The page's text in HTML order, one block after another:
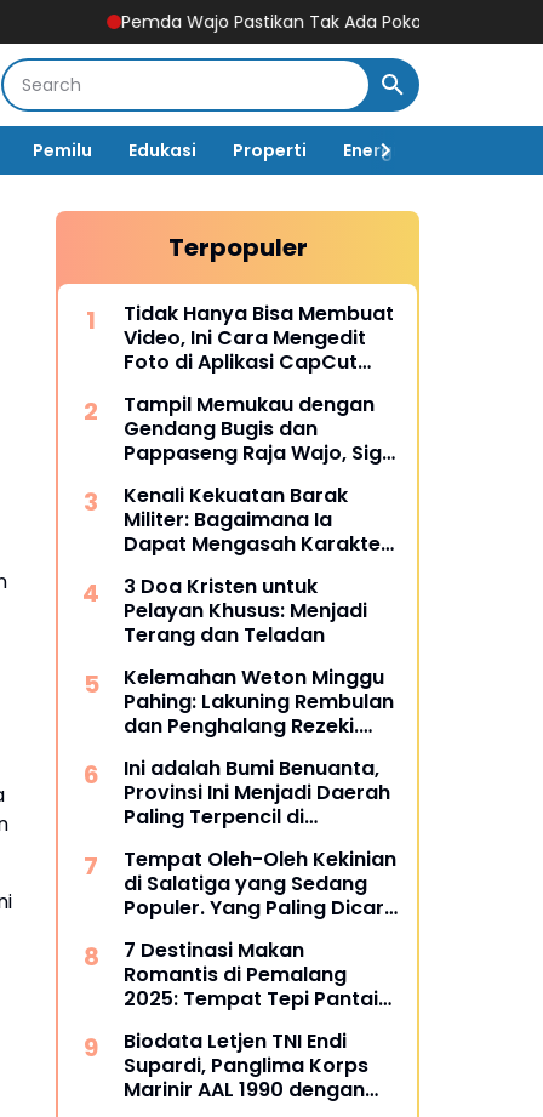
Pemda Wajo Pastikan Tak Ada Pokok Pikiran DPRD di Dinas
Pemilu Edukasi Properti Energi
Terpopuler
Tidak Hanya Bisa Membuat
Video, Ini Cara Mengedit
Foto di Aplikasi CapCut
fiturnya
Tampil Memukau dengan
Gendang Bugis dan
Pappaseng Raja Wajo, Sigit
2 Talent Show
Kenali Kekuatan Barak
Militer: Bagaimana Ia
Dapat Mengasah Karakter
3 Doa Kristen untuk
Pelayan Khusus: Menjadi
Terang dan Teladan
Kelemahan Weton Minggu
Pahing: Lakuning Rembulan
dan Penghalang Rezeki.
Ini adalah Bumi Benuanta,
Provinsi Ini Menjadi Daerah
Paling Terpencil di
dan Papua Barat
Tempat Oleh-Oleh Kekinian
di Salatiga yang Sedang
Populer. Yang Paling Dicari
7 Destinasi Makan
Romantis di Pemalang
2025: Tempat Tepi Pantai
Engagement
Biodata Letjen TNI Endi
Supardi, Panglima Korps
Marinir AAL 1990 dengan